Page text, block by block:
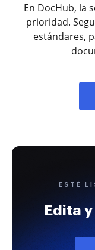
En DocHub, la
prioridad.
estándares,
ESTÉ
Edita